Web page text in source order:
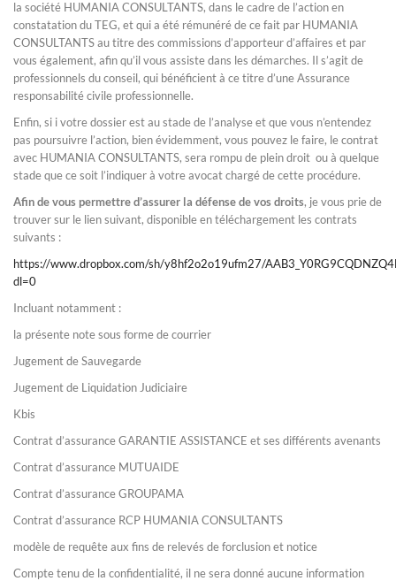
la société HUMANIA CONSULTANTS, dans le cadre de l’action en
constatation du TEG, et qui a été rémunéré de ce fait par HUMANIA
CONSULTANTS au titre des commissions d’apporteur d’affaires et par
vous également, afin qu’il vous assiste dans les démarches. Il s’agit de
professionnels du conseil, qui bénéficient à ce titre d’une Assurance
responsabilité civile professionnelle.
Enfin, si i votre dossier est au stade de l’analyse et que vous n’entendez
pas poursuivre l’action, bien évidemment, vous pouvez le faire, le contrat
avec HUMANIA CONSULTANTS, sera rompu de plein droit ou à quelque
stade que ce soit l’indiquer à votre avocat chargé de cette procédure.
Afin de vous permettre d’assurer la défense de vos droits, je vous prie de
trouver sur le lien suivant, disponible en téléchargement les contrats
suivants :
https://www.dropbox.com/sh/y8hf2o2o19ufm27/
dl=0
Incluant notamment :
la présente note sous forme de courrier
Jugement de Sauvegarde
Jugement de Liquidation Judiciaire
Kbis
Contrat d’assurance GARANTIE ASSISTANCE et ses différents avenants
Contrat d’assurance MUTUAIDE
Contrat d’assurance GROUPAMA
Contrat d’assurance RCP HUMANIA CONSULTANTS
modèle de requête aux fins de relevés de forclusion et notice
Compte tenu de la confidentialité, il ne sera donné aucune information